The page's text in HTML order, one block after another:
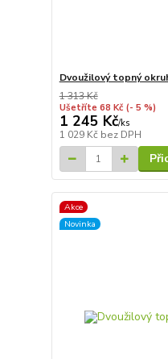
Dvoužilový topný
1 313 Kč
Ušetříte 68 Kč (- 5 %)
1 245 Kč/ks
1 029 Kč bez DPH
Akce
Novinka